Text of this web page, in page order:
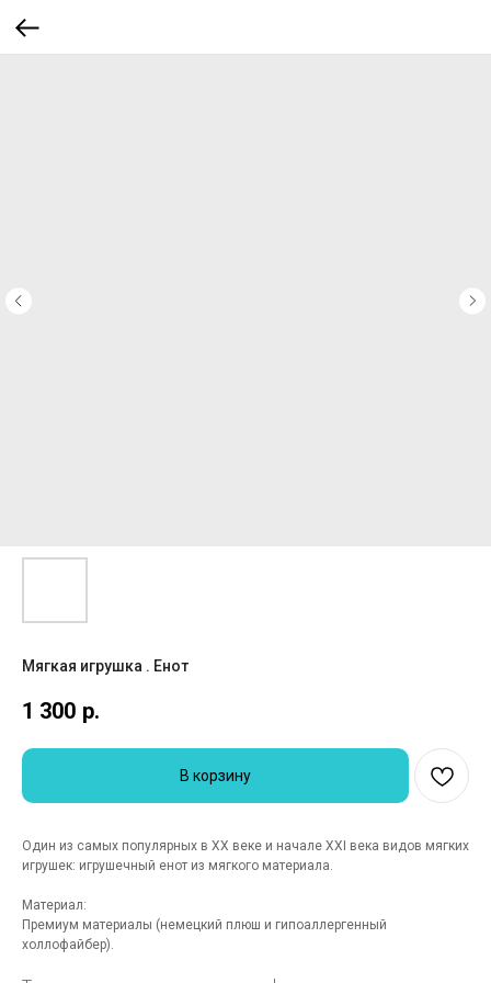
Мягкая игрушка . Енот
1 300 р.
В корзину
Один из самых популярных в XX веке и начале XXI века видов мягких
игрушек: игрушечный енот из мягкого материала.
Материал:
Премиум материалы (немецкий плюш и гипоаллергенный
холлофайбер).